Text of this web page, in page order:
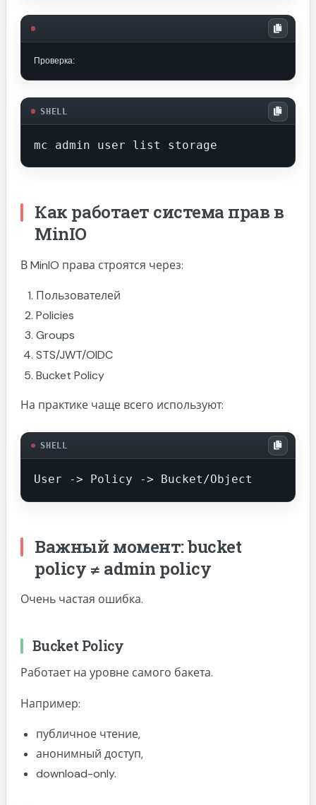
Проверка:
SHELL
mc admin user list storage
Как работает система прав в
MinIO
В MinIO права строятся через:
Пользователей
Policies
Groups
STS/JWT/OIDC
Bucket Policy
На практике чаще всего используют:
SHELL
User -> Policy -> Bucket/Object
Важный момент: bucket
policy ≠ admin policy
Очень частая ошибка.
Bucket Policy
Работает на уровне самого бакета.
Например:
публичное чтение,
анонимный доступ,
download-only.